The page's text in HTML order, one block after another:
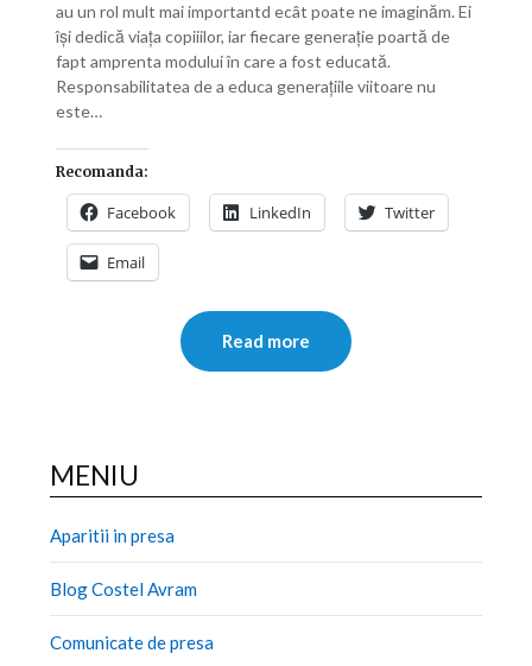
au un rol mult mai importantd ecât poate ne imaginăm. Ei
își dedică viața copiiilor, iar fiecare generație poartă de
fapt amprenta modului în care a fost educată.
Responsabilitatea de a educa generațiile viitoare nu
este…
Recomanda:
Facebook LinkedIn Twitter
Email
Read more
MENIU
Aparitii in presa
Blog Costel Avram
Comunicate de presa